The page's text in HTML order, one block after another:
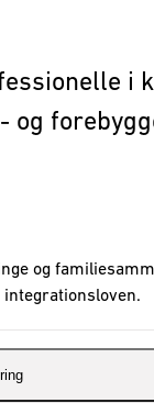
i
og
og